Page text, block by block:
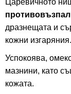
дразнещата и
кожни изгаряния.
Успокоява,
мазнини, като
кожата.